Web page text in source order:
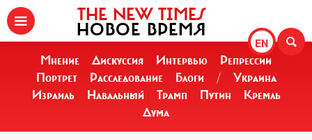
EN
THE NEW TIMES
НОВОЕ ВРЕМЯ
Мнение Дискуссия Интервью
Репрессии
Портрет
Расследование Блоги /
Украина
Израиль
Навальный Трамп Путин
Кремль
Дума